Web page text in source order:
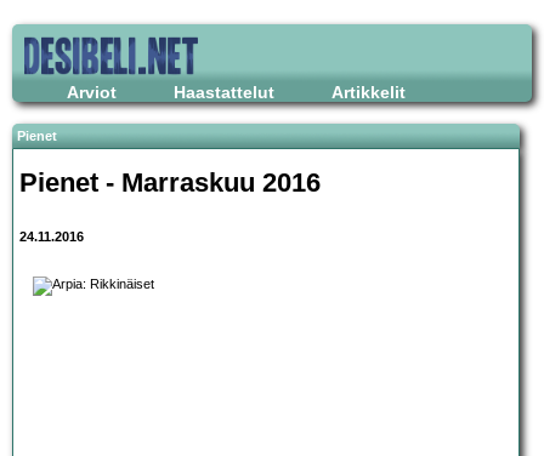
Arviot Haastattelut Artikkelit
Pienet
Pienet - Marraskuu 2016
24.11.2016